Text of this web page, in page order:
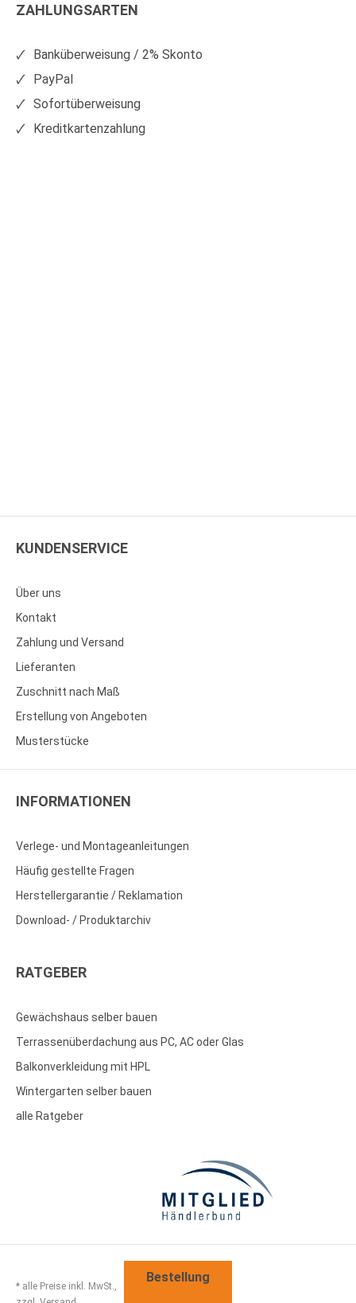
auf
auf
ZAHLUNGSARTEN
Banküberweisung / 2% Skonto
PayPal
Sofortüberweisung
Kreditkartenzahlung
KUNDENSERVICE
Über uns
Kontakt
Zahlung und Versand
Lieferanten
Zuschnitt nach Maß
Erstellung von Angeboten
Musterstücke
INFORMATIONEN
Verlege- und Montageanleitungen
Häufig gestellte Fragen
Herstellergarantie / Reklamation
Download- / Produktarchiv
RATGEBER
Gewächshaus selber bauen
Terrassenüberdachung aus PC, AC oder Glas
Balkonverkleidung mit HPL
Wintergarten selber bauen
alle Ratgeber
* alle Preise inkl. MwSt.,
Bestellung